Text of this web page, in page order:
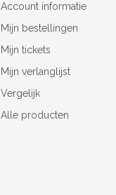
Account informatie
Mijn bestellingen
Mijn tickets
Mijn verlanglijst
Vergelijk
Alle producten